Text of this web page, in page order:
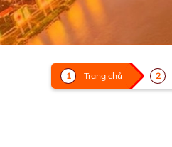
Trang chủ